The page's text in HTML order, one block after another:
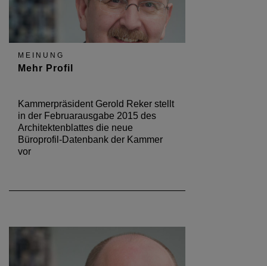
MEINUNG
Mehr Profil
Kammerpräsident Gerold Reker stellt
in der Februarausgabe 2015 des
Architektenblattes die neue
Büroprofil-Datenbank der Kammer
vor